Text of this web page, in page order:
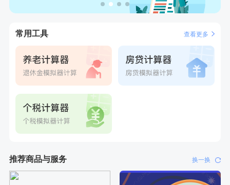
购买了美的1.5L电热水壶HJ1522
常用工具 查看更多
推荐商品与服务 换一换